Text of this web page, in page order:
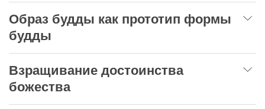
Образ будды как прототип формы
будды
Взращивание достоинства
божества